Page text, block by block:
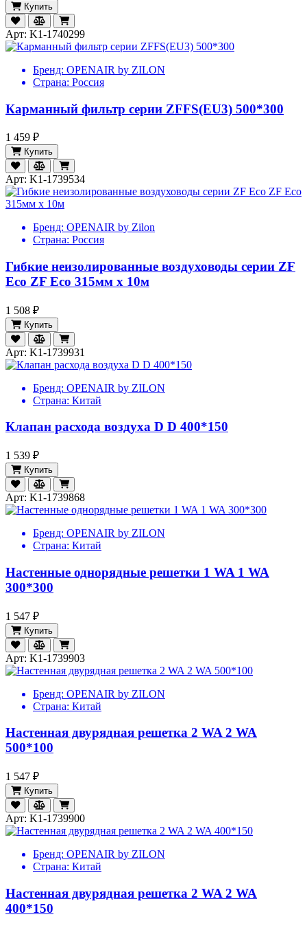
Купить
Арт: K1-1740299
Бренд: OPENAIR by ZILON
Страна: Россия
Карманный фильтр серии ZFFS(EU3) 500*300
1 459 ₽
Купить
Арт: K1-1739534
Бренд: OPENAIR by Zilon
Страна: Россия
Гибкие неизолированные воздуховоды серии ZF
Eco ZF Eco 315мм х 10м
1 508 ₽
Купить
Арт: K1-1739931
Бренд: OPENAIR by ZILON
Страна: Китай
Клапан расхода воздуха D D 400*150
1 539 ₽
Купить
Арт: K1-1739868
Бренд: OPENAIR by ZILON
Страна: Китай
Настенные однорядные решетки 1 WA 1 WA
300*300
1 547 ₽
Купить
Арт: K1-1739903
Бренд: OPENAIR by ZILON
Страна: Китай
Настенная двурядная решетка 2 WA 2 WA
500*100
1 547 ₽
Купить
Арт: K1-1739900
Бренд: OPENAIR by ZILON
Страна: Китай
Настенная двурядная решетка 2 WA 2 WA
400*150